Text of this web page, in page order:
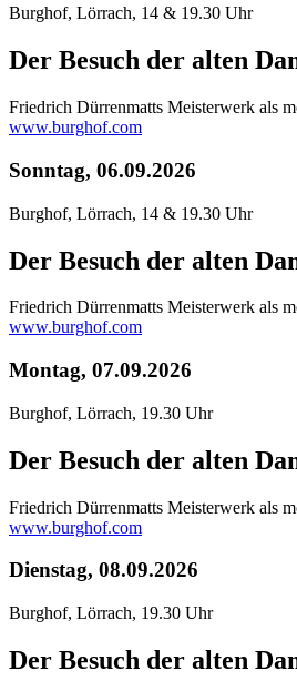
Burghof, Lörrach, 14 & 19.30 Uhr
Der Besuch der alten
Friedrich Dürrenmatts Meisterwerk als
www.burghof.com
Sonntag, 06.09.2026
Burghof, Lörrach, 14 & 19.30 Uhr
Der Besuch der alten
Friedrich Dürrenmatts Meisterwerk als
www.burghof.com
Montag, 07.09.2026
Burghof, Lörrach, 19.30 Uhr
Der Besuch der alten
Friedrich Dürrenmatts Meisterwerk als
www.burghof.com
Dienstag, 08.09.2026
Burghof, Lörrach, 19.30 Uhr
Der Besuch der alten